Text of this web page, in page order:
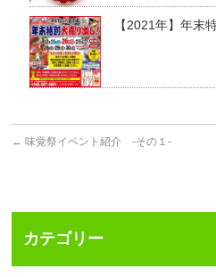
【2021年】年末
← 味覚祭イベント紹介 -その１-
カテゴリー